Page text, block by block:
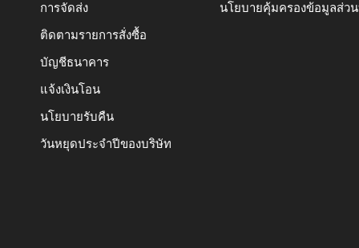
การจัดส่ง
ติดตามรายการสั่งซื้อ
บัญชีธนาคาร
แจ้งเงินโอน
นโยบายรับคืน
วันหยุดประจำปีของบริษัท
นโยบายคุ้มครองข้อมูลส่ว